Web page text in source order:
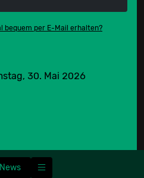
bequem per E-Mail erhalten?
30. Mai 2026
News